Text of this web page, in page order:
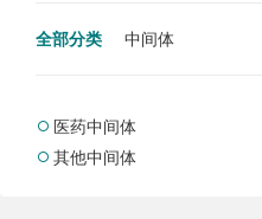
全部分类 中间体
 医药中间体
 其他中间体